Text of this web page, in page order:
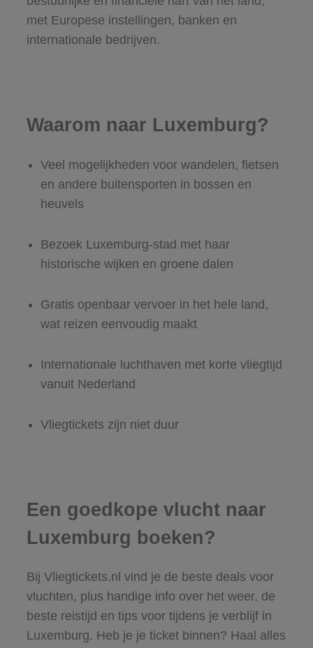
met Europese instellingen, banken en
internationale bedrijven.
Waarom naar Luxemburg?
Veel mogelijkheden voor wandelen, fietsen
en andere buitensporten in bossen en
heuvels
Bezoek Luxemburg-stad met haar
historische wijken en groene dalen
Gratis openbaar vervoer in het hele land,
wat reizen eenvoudig maakt
Internationale luchthaven met korte vliegtijd
vanuit Nederland
Vliegtickets zijn niet duur
Een goedkope vlucht naar
Luxemburg boeken?
Bij Vliegtickets.nl vind je de beste deals voor
vluchten, plus handige info over het weer, de
beste reistijd en tips voor tijdens je verblijf in
Luxemburg. Heb je je ticket binnen? Haal alles